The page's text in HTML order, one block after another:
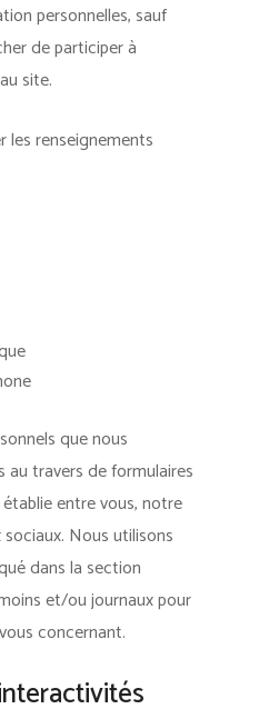
personnelles, sauf
de participer à
site.
les renseignements
que nous
travers de formulaires
entre vous, notre
Nous utilisons
dans la section
et/ou journaux pour
concernant.